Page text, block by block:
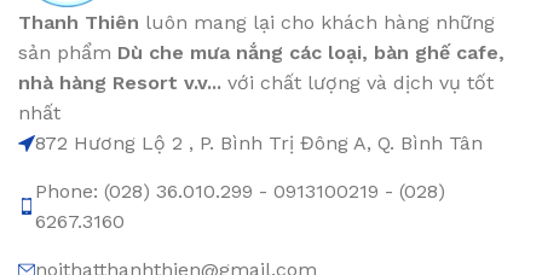
Thanh Thiên luôn mang lại cho khách hàng những
sản phẩm Dù che mưa nắng các loại, bàn ghế cafe,
nhà hàng Resort v.v... với chất lượng và dịch vụ tốt
nhất
872 Hương Lộ 2 , P. Bình Trị Đông A, Q. Bình Tân
Phone: (028) 36.010.299 - 0913100219 - (028)
6267.3160
noithatthanhthien@gmail.com